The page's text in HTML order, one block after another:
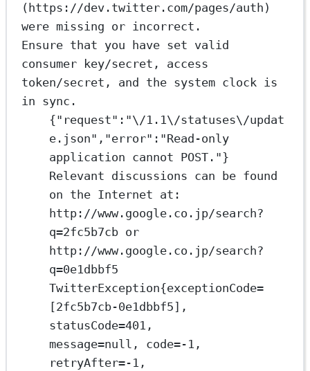
(https://dev.twitter.com/pages/auth)
were missing or incorrect.
Ensure that you have set valid
consumer key/secret, access
token/secret, and the system clock is
in sync.
{"request":"\/1.1\/statuses\/updat
e.json","error":"Read-only
application cannot POST."}
Relevant discussions can be found
on the Internet at:
http://www.google.co.jp/search?
q=2fc5b7cb or
http://www.google.co.jp/search?
q=0e1dbbf5
TwitterException{exceptionCode=
[2fc5b7cb-0e1dbbf5],
statusCode=401,
message=null, code=-1,
retryAfter=-1,